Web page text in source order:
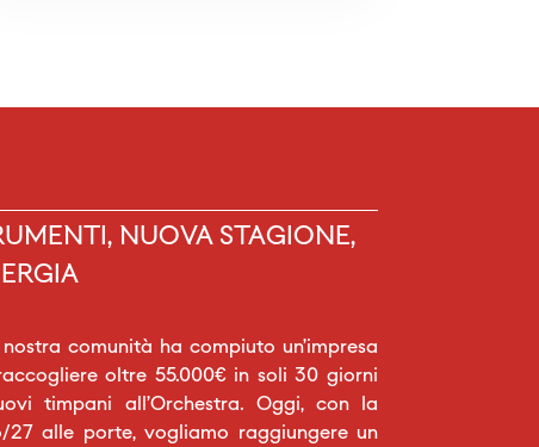
NUOVA STAGIONE,
comunità ha compiuto un’impresa
oltre 55.000€ in soli 30 giorni
timpani all’Orchestra. Oggi, con la
27 alle porte, vogliamo raggiungere un